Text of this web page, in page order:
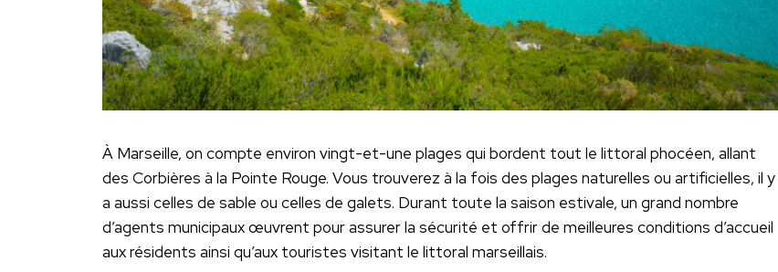
À Marseille, on compte environ vingt-et-une plages qui bordent tout le littoral phocéen, allant
des Corbières à la Pointe Rouge. Vous trouverez à la fois des plages naturelles ou artificielles, il y
a aussi celles de sable ou celles de galets. Durant toute la saison estivale, un grand nombre
d’agents municipaux œuvrent pour assurer la sécurité et offrir de meilleures conditions d’accueil
aux résidents ainsi qu’aux touristes visitant le littoral marseillais.